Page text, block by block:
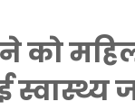
को
स्वास्थ्य